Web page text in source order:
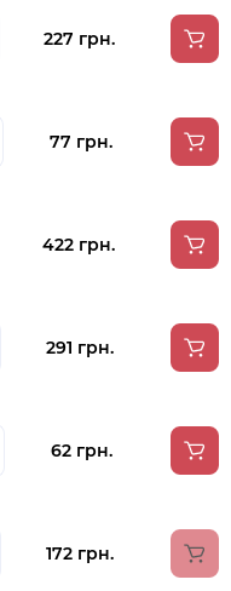
227 грн.
77 грн.
422 грн.
291 грн.
62 грн.
172 грн.